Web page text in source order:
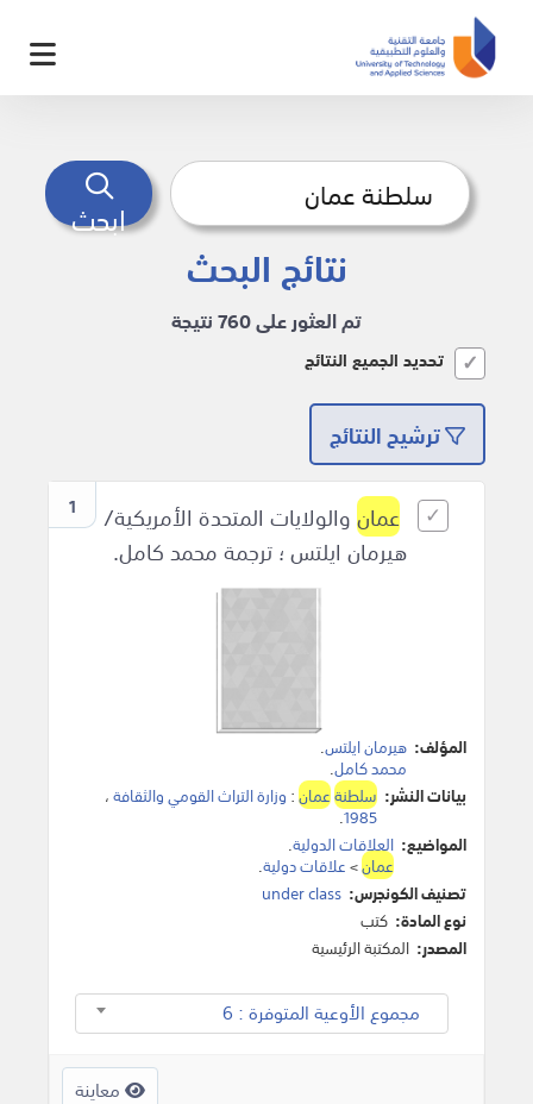
ابحث
نتائج البحث
تم العثور على 760 نتيجة
تحديد الجميع النتائج
ترشيح النتائج
1 عمانوالولايات المتحدة الأمريكية/
هيرمان ايلتس ؛ ترجمة محمد كامل.
المؤلف: هيرمان ايلتس.
محمد كامل.
بيانات النشر: سلطنةعمان: وزارة التراث القومي والثقافة،
1985
.
المواضيع: العلاقات الدولية.
عمان>علاقات دولية.
تصنيف الكونجرس: under class
نوع المادة: كتب
المصدر: المكتبة الرئيسية
مجموع الأوعية المتوفرة : 6
معاينة